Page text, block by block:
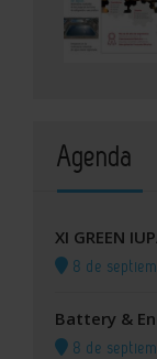
Agenda
XI GREEN
8 de
Battery &
8 de